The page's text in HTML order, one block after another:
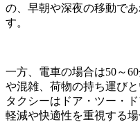
の、早朝や深夜の移動で
す。
一方、電車の場合は50～
や混雑、荷物の持ち運び
タクシーはドア・ツー・
軽減や快適性を重視する